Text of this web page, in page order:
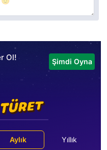
Ol! Şimdi Oyna
Aylık Yıllık